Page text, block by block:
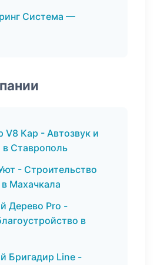
Система —
V8 Кар - Автозвук и
Ставрополь
- Строительство
Махачкала
Дерево Pro -
в
Бригадир Line -